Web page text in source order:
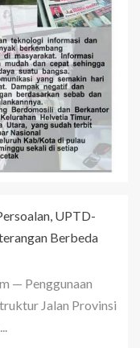
UPTD-
Berbeda
— Penggunaan
Jalan Provinsi